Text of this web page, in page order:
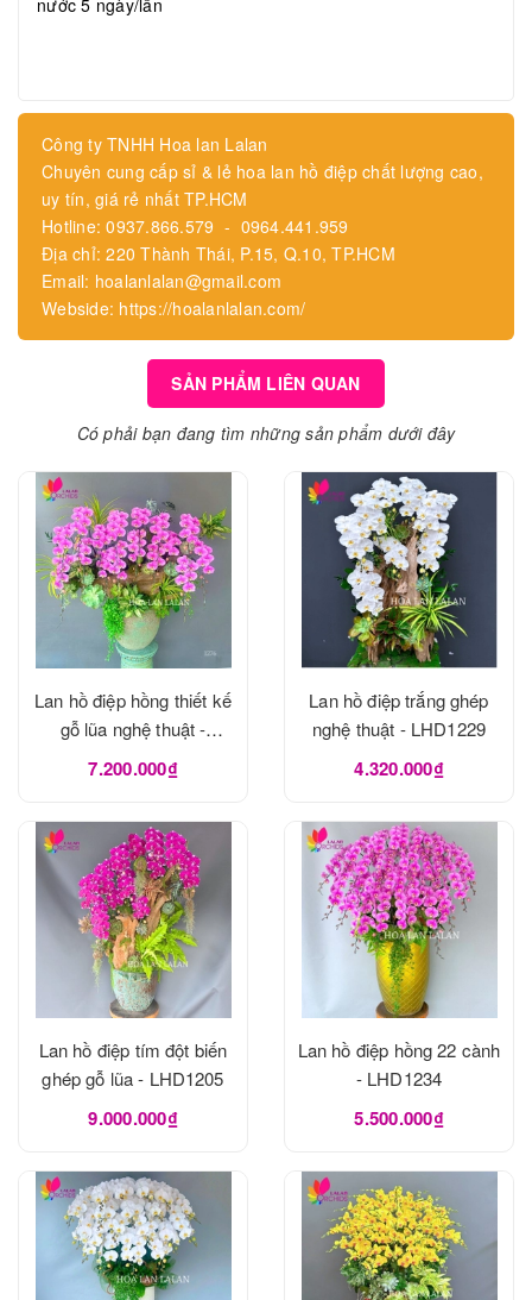
nước 5 ngày/lần
Công ty TNHH Hoa lan Lalan
Chuyên cung cấp sỉ & lẻ hoa lan hồ điệp chất lượng cao,
uy tín, giá rẻ nhất TP.HCM
Hotline: 0937.866.579 - 0964.441.959
Địa chỉ: 220 Thành Thái, P.15, Q.10, TP.HCM
Email: hoalanlalan@gmail.com
Webside: https://hoalanlalan.com/
SẢN PHẨM LIÊN QUAN
Có phải bạn đang tìm những sản phẩm dưới đây
Lan hồ điệp hồng thiết kế
gỗ lũa nghệ thuật -
LHD1273
7.200.000₫
Lan hồ điệp trắng ghép
nghệ thuật - LHD1229
4.320.000₫
Lan hồ điệp tím đột biến
ghép gỗ lũa - LHD1205
9.000.000₫
Lan hồ điệp hồng 22 cành
- LHD1234
5.500.000₫